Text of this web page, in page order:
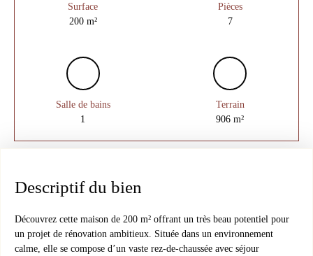
Surface
200 m²
Pièces
7
Salle de bains
1
Terrain
906m²
Descriptif du bien
Découvrez cette maison de 200 m² offrant un très beau potentiel pour
un projet de rénovation ambitieux. Située dans un environnement
calme, elle se compose d’un vaste rez-de-chaussée avec séjour